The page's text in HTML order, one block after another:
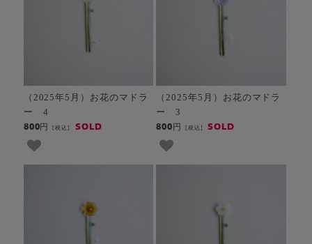
（2025年5月）お花のマドラ
ー 4
800円[税込] SOLD
（2025年5月）お花のマドラ
ー 3
800円 [税込] SOLD